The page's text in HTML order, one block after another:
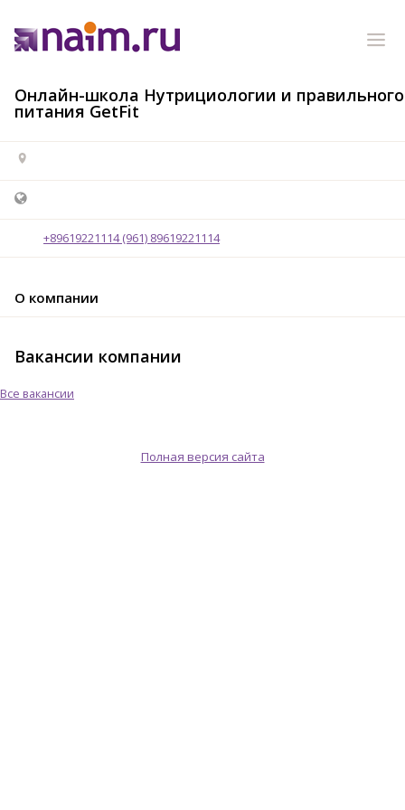
Онлайн-школа Нутрициологии и правильного
питания GetFit
+89619221114 (961) 89619221114
О компании
Вакансии компании
Все вакансии
Полная версия сайта